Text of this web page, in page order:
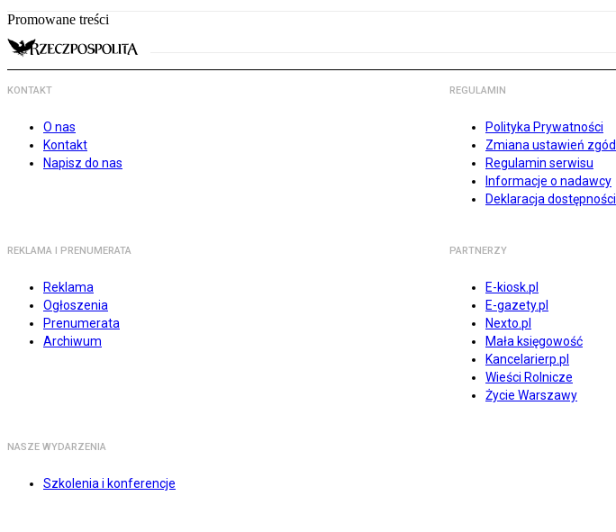
Promowane treści
KONTAKT
O nas
Kontakt
Napisz do nas
REGULAMIN
Polityka Prywatności
Zmiana ustawień zgód
Regulamin serwisu
Informacje o nadawcy
Deklaracja dostępności
REKLAMA I PRENUMERATA
Reklama
Ogłoszenia
Prenumerata
Archiwum
PARTNERZY
E-kiosk.pl
E-gazety.pl
Nexto.pl
Mała księgowość
Kancelarierp.pl
Wieści Rolnicze
Życie Warszawy
NASZE WYDARZENIA
Szkolenia i konferencje